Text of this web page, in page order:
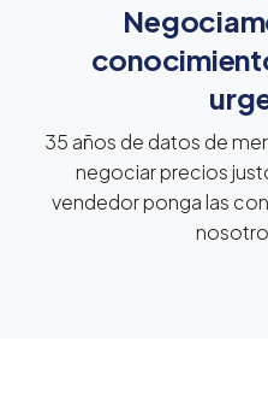
35 años de datos de
negociar precios
vendedor ponga las